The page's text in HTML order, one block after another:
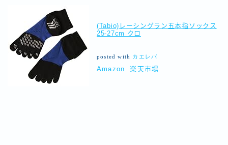
(Tabio)レーシングラン五本指ソックス
25-27cm クロ
posted with カエレバ
Amazon 楽天市場